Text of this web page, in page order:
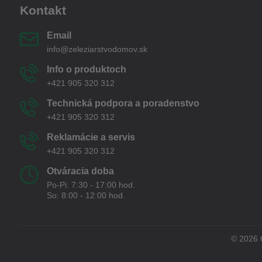
Kontakt
Email
info@zeleziarstvodomov.sk
Info o produktoch
+421 905 320 312
Technická podpora a poradenstvo
+421 905 320 312
Reklamácie a servis
+421 905 320 312
Otváracia doba
Po-Pi: 7:30 - 17:00 hod.
So: 8:00 - 12:00 hod.
© 2026